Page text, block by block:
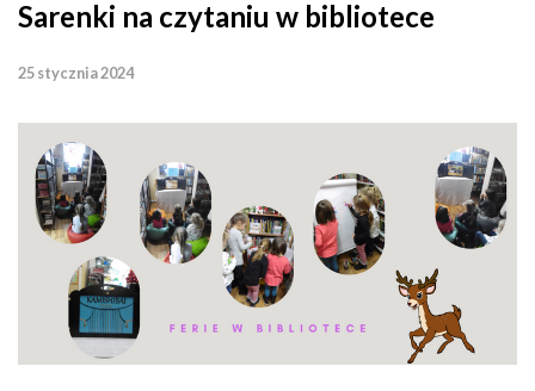
Sarenki na czytaniu w bibliotece
25 stycznia 2024